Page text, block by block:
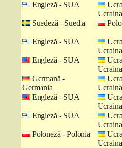
Engleză - SUA
Ucraina
Suedeză - Suedia
Engleză - SUA
Ucraina
Engleză - SUA
Ucraina
Germană -
Germania
Ucraina
Engleză - SUA
Ucraina
Engleză - SUA
Ucraina
Poloneză - Polonia
Ucraina